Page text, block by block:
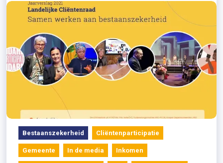
13/04/2022
2021 Samen werken aan
bestaanszekerheid
Bestaanszekerheid Cliëntenparticipatie
Gemeente In de media Inkomen